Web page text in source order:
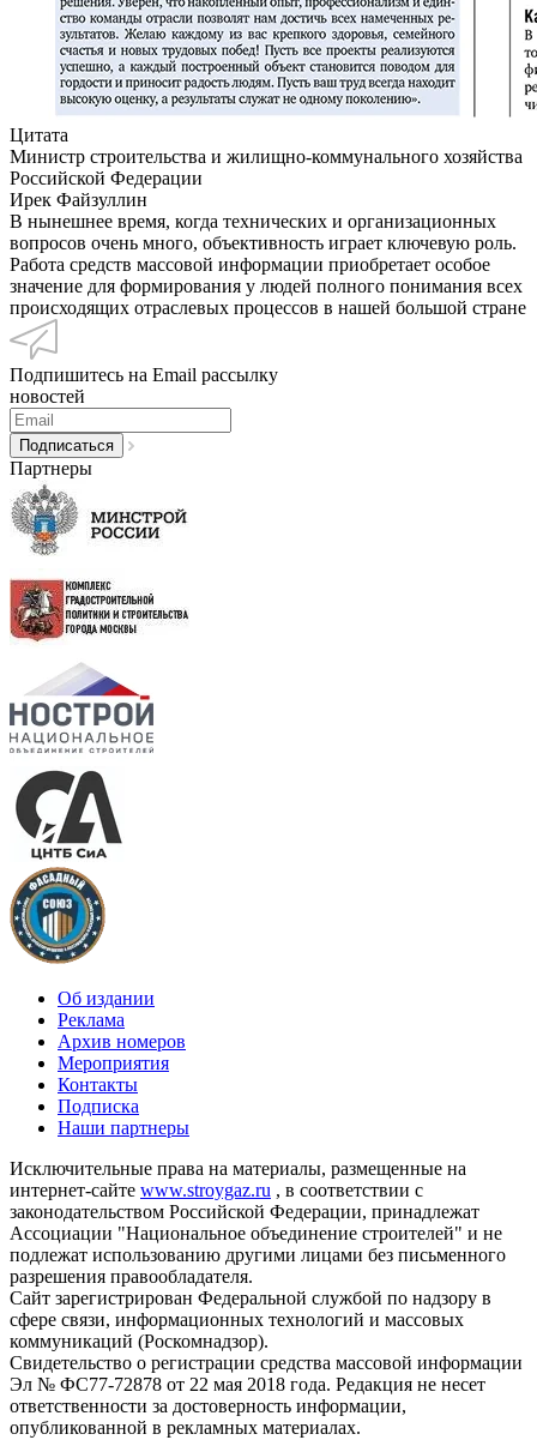
Цитата
Министр строительства и жилищно-коммунального хозяйства
Российской Федерации
Ирек Файзуллин
В нынешнее время, когда технических и организационных
вопросов очень много, объективность играет ключевую роль.
Работа средств массовой информации приобретает особое
значение для формирования у людей полного понимания всех
происходящих отраслевых процессов в нашей большой стране
Подпишитесь на Email рассылку
новостей
Партнеры
Об издании
Реклама
Архив номеров
Мероприятия
Контакты
Подписка
Наши партнеры
Исключительные права на материалы, размещенные на
интернет-сайте www.stroygaz.ru , в соответствии с
законодательством Российской Федерации, принадлежат
Ассоциации "Национальное объединение строителей" и не
подлежат использованию другими лицами без письменного
разрешения правообладателя.
Сайт зарегистрирован Федеральной службой по надзору в
сфере связи, информационных технологий и массовых
коммуникаций (Роскомнадзор).
Свидетельство о регистрации средства массовой информации
Эл № ФС77-72878 от 22 мая 2018 года. Редакция не несет
ответственности за достоверность информации,
опубликованной в рекламных материалах.